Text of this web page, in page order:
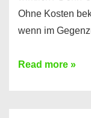
Ohne Kosten
wenn im
Einen
Read more »